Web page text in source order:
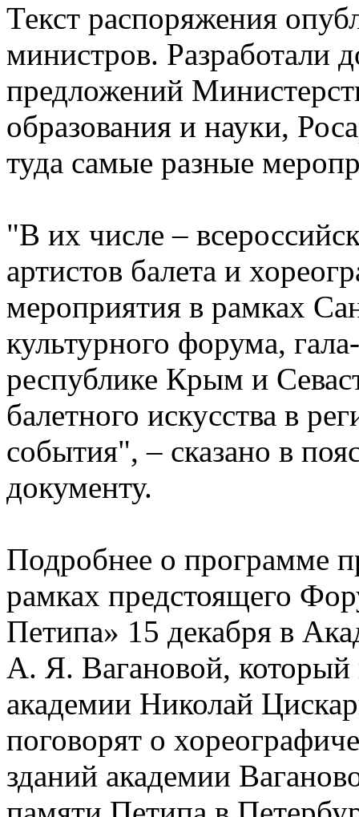
Текст распоряжения
министров. Разработали
предложений
образования и науки,
туда самые разные
"В их числе –
артистов балета и
мероприятия в рамках
культурного форума,
республике Крым и
балетного искусства в
события", – сказано в
документу.
Подробнее о программе
рамках предстоящего
Петипа» 15 декабря в
А. Я. Вагановой, который
академии Николай
поговорят о
зданий академии